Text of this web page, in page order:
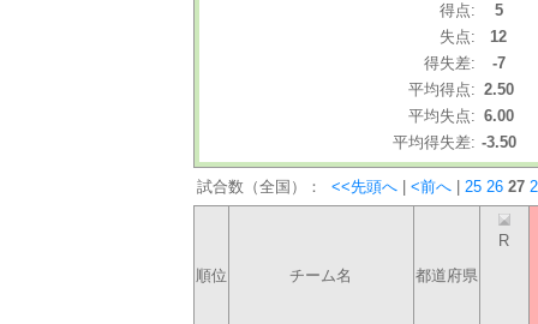
得点:
5
失点:
12
得失差:
-7
平均得点: 2.50
平均失点: 6.00
平均得失差: -3.50
試合数（全国）： <<先頭へ <前へ 25 26 27
順位 チーム名 都道府県
R